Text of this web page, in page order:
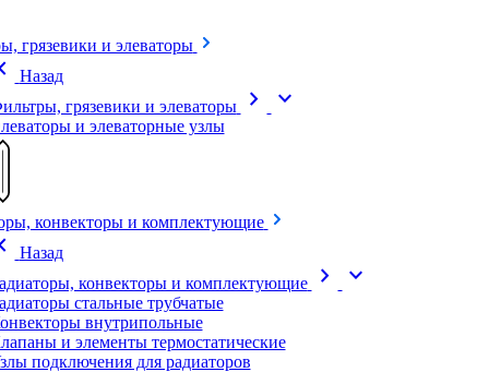
грязевики и элеваторы
Назад
грязевики и элеваторы
chevron_right expand_more
и элеваторные узлы
конвекторы и комплектующие
Назад
конвекторы и комплектующие
chevron_right expand_more
стальные трубчатые
внутрипольные
и элементы термостатические
подключения для радиаторов